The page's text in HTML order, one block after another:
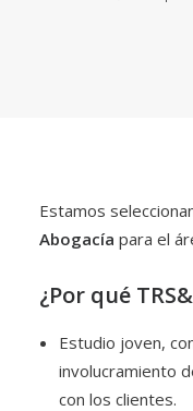
Estamos
Abogacía para el
¿Por qué
Estudio joven,
involucramiento
con los clientes.